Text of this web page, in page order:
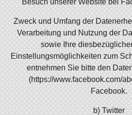
Besuch unserer Website bei
Zweck und Umfang der
Verarbeitung und Nutzung der
sowie Ihre
Einstellungsmöglichkeiten zum
entnehmen Sie bitte den
(https://www.facebook.com/
Facebook.
b) Twitter